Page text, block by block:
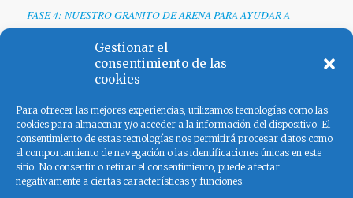
Gestionar el
consentimiento de las
cookies
Para ofrecer las mejores experiencias, utilizamos tecnologías como las
cookies para almacenar y/o acceder a la información del dispositivo. El
consentimiento de estas tecnologías nos permitirá procesar datos como
el comportamiento de navegación o las identificaciones únicas en este
sitio. No consentir o retirar el consentimiento, puede afectar
negativamente a ciertas características y funciones.
FASE 4: NUESTRO GRANITO DE ARENA PARA AYUDAR A
EMPRESAS TRAS LA CRISIS DEL COVID-19
Renovamos web
FACEBOOK